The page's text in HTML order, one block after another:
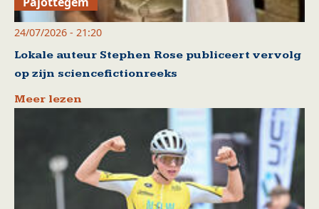
24/07/2026 - 21:20
Lokale auteur Stephen Rose publiceert vervolg
op zijn sciencefictionreeks
Meer lezen